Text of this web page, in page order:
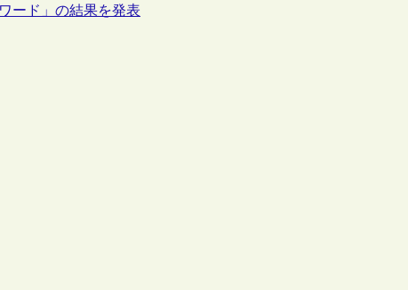
ード」の結果を発表